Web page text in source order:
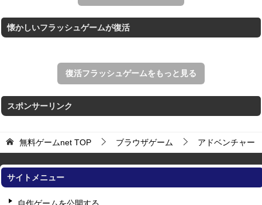
懐かしいフラッシュゲームが復活
復活フラッシュゲームをもっと見る
スポンサーリンク
無料ゲームnet TOP ブラウザゲーム アドベンチャー
サイトメニュー